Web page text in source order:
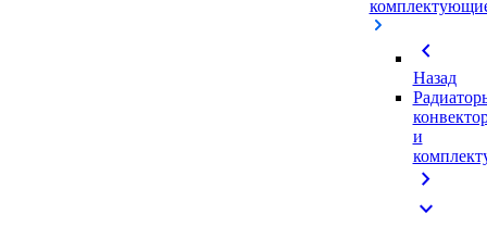
chevron_left
Назад
и
chevron_right
expand_more